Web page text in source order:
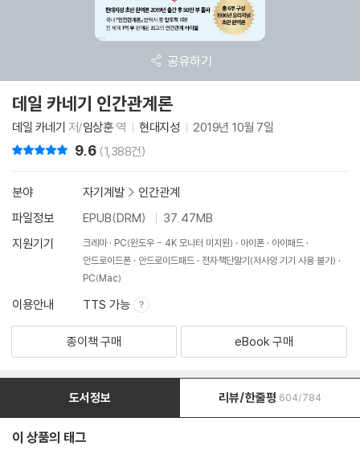
공유하기
데일 카네기 인간관계론
데일 카네기 저/임상훈역 현대지성 2019년 10월 7일
9.6 (1,388건)
분야 자기계발 > 인간관계
파일정보
EPUB(DRM)
37.47MB
지원기기
크레마 PC(윈도우 - 4K 모니터 미지원) 아이폰
아이패드
안드로이드폰
안드로이드패드
전자책단말기(저사양 기기 사용 불가)
PC(Mac)
이용안내 TTS 가능
종이책 구매 eBook 구매
도서정보 리뷰/한줄평 604/784
이 상품의 태그